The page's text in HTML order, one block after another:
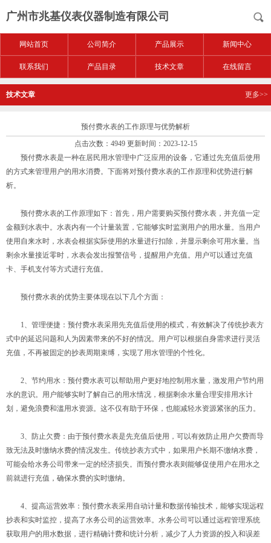
广州市兆基仪表仪器制造有限公司
网站首页 公司简介 产品展示 新闻中心
联系我们 产品目录 技术文章 在线留言
技术文章 更多>>
预付费水表的工作原理与优势解析
点击次数：4949 更新时间：2023-12-15
预付费水表是一种在居民用水管理中广泛应用的设备，它通过先充值后使用
的方式来管理用户的用水消费。下面将对预付费水表的工作原理和优势进行解
析。
预付费水表的工作原理如下：首先，用户需要购买预付费水表，并充值一定
金额到水表中。水表内有一个计量装置，它能够实时监测用户的用水量。当用户
使用自来水时，水表会根据实际使用的水量进行扣除，并显示剩余可用水量。当
剩余水量接近零时，水表会发出报警信号，提醒用户充值。用户可以通过充值
卡、手机支付等方式进行充值。
预付费水表的优势主要体现在以下几个方面：
1、管理便捷：预付费水表采用先充值后使用的模式，有效解决了传统抄表方
式中的延迟问题和人为因素带来的不好的情况。用户可以根据自身需求进行灵活
充值，不再被固定的抄表周期束缚，实现了用水管理的个性化。
2、节约用水：预付费水表可以帮助用户更好地控制用水量，激发用户节约用
水的意识。用户能够实时了解自己的用水情况，根据剩余水量合理安排用水计
划，避免浪费和滥用水资源。这不仅有助于环保，也能减轻水资源紧张的压力。
3、防止欠费：由于预付费水表是先充值后使用，可以有效防止用户欠费而导
致无法及时缴纳水费的情况发生。传统抄表方式中，如果用户长期不缴纳水费，
可能会给水务公司带来一定的经济损失。而预付费水表则能够促使用户在用水之
前就进行充值，确保水费的实时缴纳。
4、提高运营效率：预付费水表采用自动计量和数据传输技术，能够实现远程
抄表和实时监控，提高了水务公司的运营效率。水务公司可以通过远程管理系统
获取用户的用水数据，进行精确计费和统计分析，减少了人力资源的投入和误差